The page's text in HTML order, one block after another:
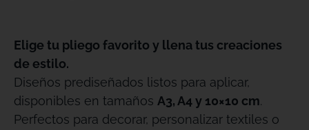
Elige tu pliego favorito y llena tus creaciones
de estilo.
Diseños prediseñados listos para aplicar,
disponibles en tamaños A3, A4 y 10×10 cm.
Perfectos para decorar, personalizar textiles o